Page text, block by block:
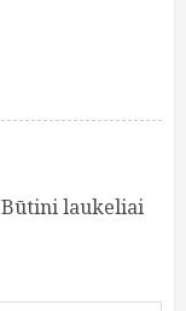
Būtini laukeliai